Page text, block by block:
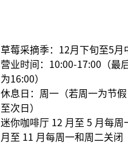
草莓采摘季：12月下旬至5月
营业时间：10:00-17:00（最
为16:00）
休息日：周一（若周一为节
至次日）
迷你咖啡厅 12 月至 5 月每周
月至 11 月每周一和周二关闭